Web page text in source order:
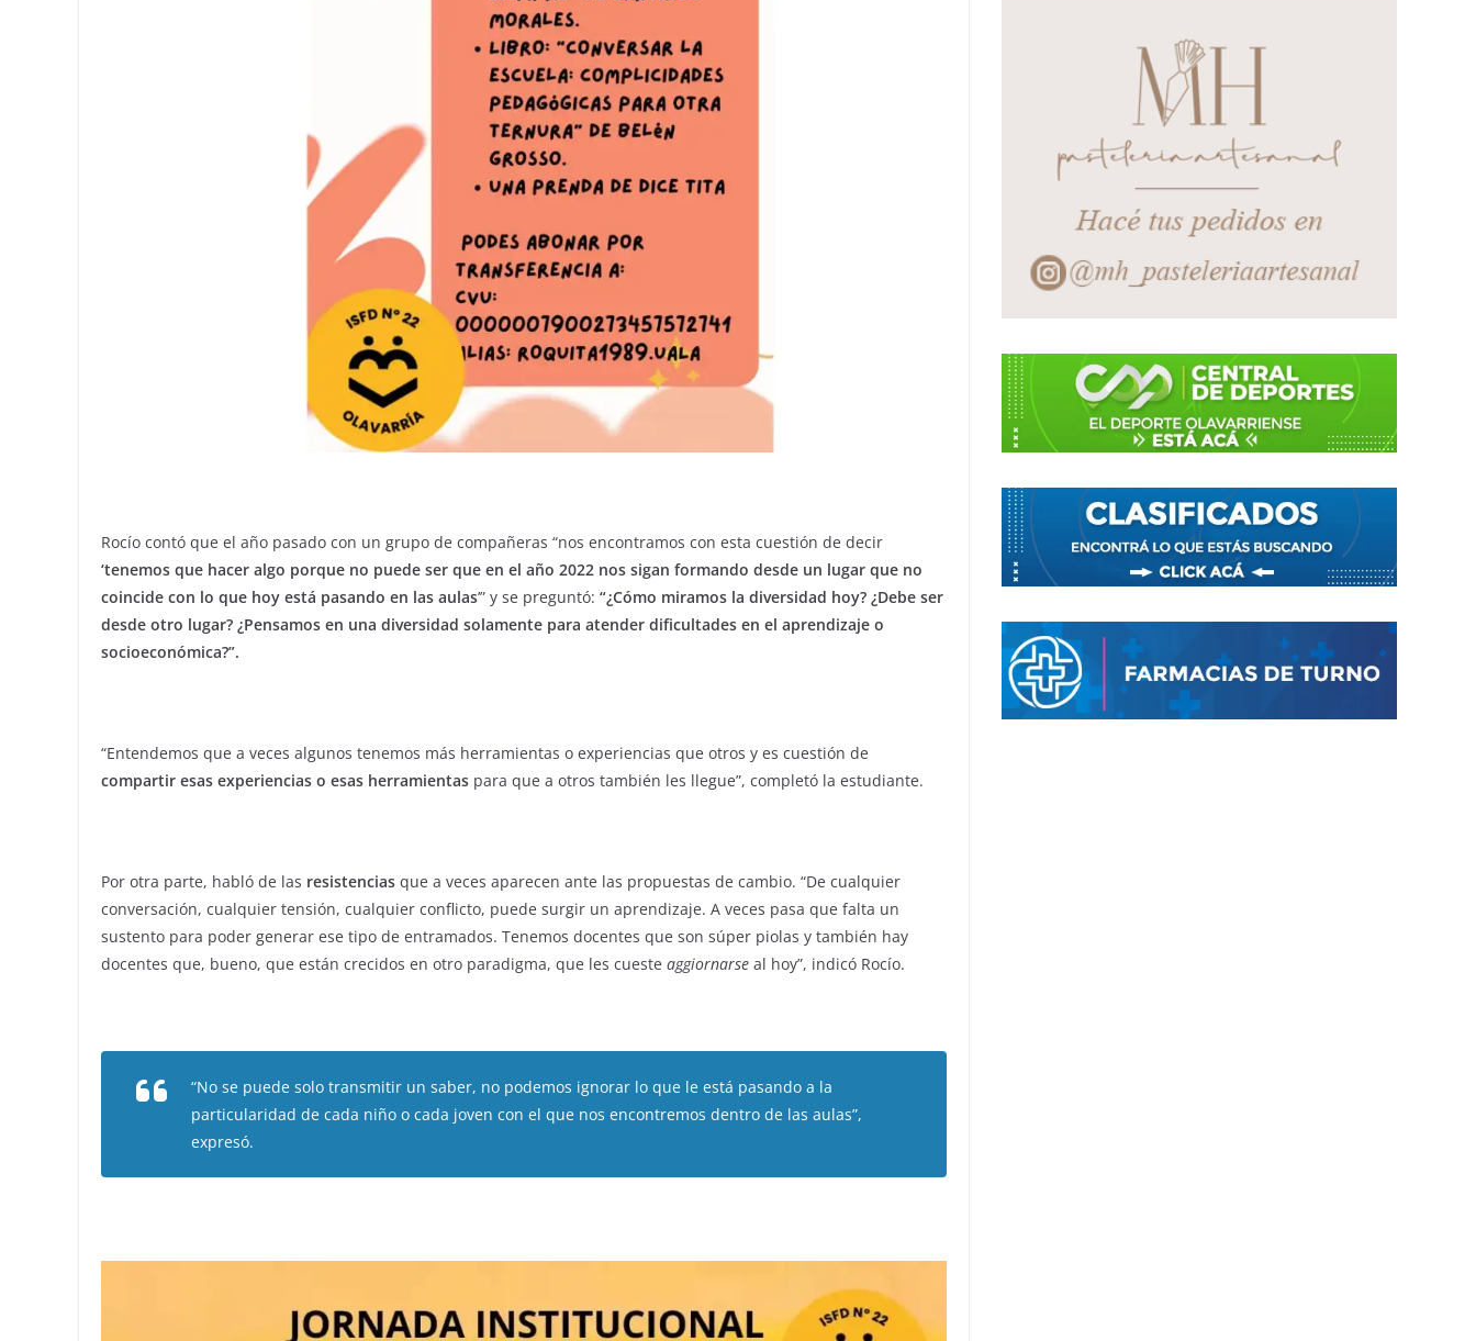
Rocío contó que el año pasado con un grupo de compañeras “nos encontramos con esta cuestión de decir
‘tenemos que hacer algo porque no puede ser que en el año 2022 nos sigan formando desde un lugar que no
coincide con lo que hoy está pasando en las aulas’” y se preguntó: “¿Cómo miramos la diversidad hoy? ¿Debe ser
desde otro lugar? ¿Pensamos en una diversidad solamente para atender dificultades en el aprendizaje o
socioeconómica?”.
“Entendemos que a veces algunos tenemos más herramientas o experiencias que otros y es cuestión de
compartir esas experiencias o esas herramientas para que a otros también les llegue”, completó la estudiante.
Por otra parte, habló de las resistencias que a veces aparecen ante las propuestas de cambio. “De cualquier
conversación, cualquier tensión, cualquier conflicto, puede surgir un aprendizaje. A veces pasa que falta un
sustento para poder generar ese tipo de entramados. Tenemos docentes que son súper piolas y también hay
docentes que, bueno, que están crecidos en otro paradigma, que les cueste aggiornarse al hoy”, indicó Rocío.
“No se puede solo transmitir un saber, no podemos ignorar lo que le está pasando a la
particularidad de cada niño o cada joven con el que nos encontremos dentro de las aulas”,
expresó.